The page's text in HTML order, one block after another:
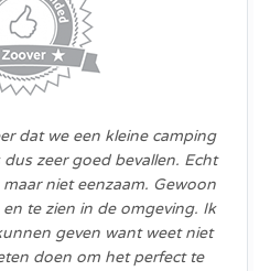
dat we een kleine camping
zeer goed bevallen. Echt
niet eenzaam. Gewoon
te zien in de omgeving. Ik
geven want weet niet
doen om het perfect te